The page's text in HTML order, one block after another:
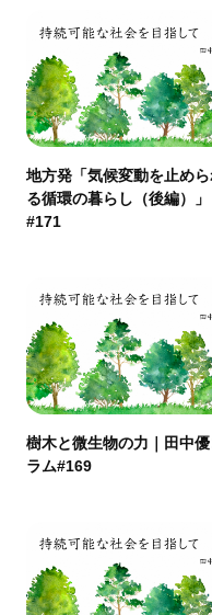
地方発「気候変動を止め
る循環の暮らし（後編）」
#171
樹木と微生物の力｜田中優
ラム#169